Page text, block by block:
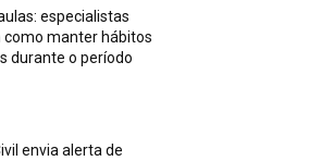
especialistas
manter hábitos
durante o período
envia alerta de